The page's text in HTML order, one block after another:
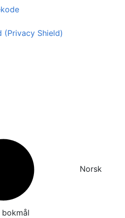
(Privacy Shield)
bokmål